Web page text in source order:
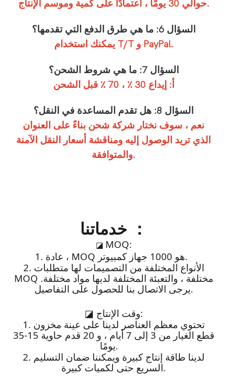
حوالي 30 يومًا ، اعتمادًا على كمية وموسم الإنتاج.
السؤال 6: ما هي طرق الدفع التي تقدمها؟
يمكنك استخدام T/T و PayPal.
السؤال 7: ما هي شروط الشحن؟
أ: إيداع 30 ٪ ، 70 ٪ قبل الشحن
السؤال 8: هل تقدم المساعدة في النقل؟
نعم ، سوف نختار شركة شحن بناءً على العنوان
الذي تريد الوصول إليه ومناقشة أسعار النقل الآمنة
والمتوافقة.
خدماتنا ：
◪ MOQ:
1. عادة ، MOQ هو 1000 جهاز كمبيوتر.
2. الأنواع المختلفة من التصميمات لها متطلبات
MOQ مختلفة ، والتعبئة المختلفة لديها مواد مختلفة.
يرجى الاتصال بنا للحصول على التفاصيل.
◪
وقت الإنتاج:
1. تحتوي معظم العناصر لدينا على عينة مخزون
قطع الغيار من 3 إلى 7 أيام ، و 20 قدم حاوية 15-35
يومًا.
2. لدينا طاقة إنتاج كبيرة ويمكننا ضمان التسليم
السريع حتى لكميات كبيرة.